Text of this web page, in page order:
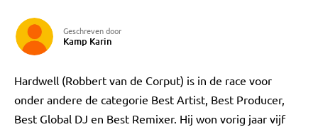
Geschreven door
Kamp Karin
Hardwell (Robbert van de Corput) is in de race voor
onder andere de categorie Best Artist, Best Producer,
Best Global DJ en Best Remixer. Hij won vorig jaar vijf